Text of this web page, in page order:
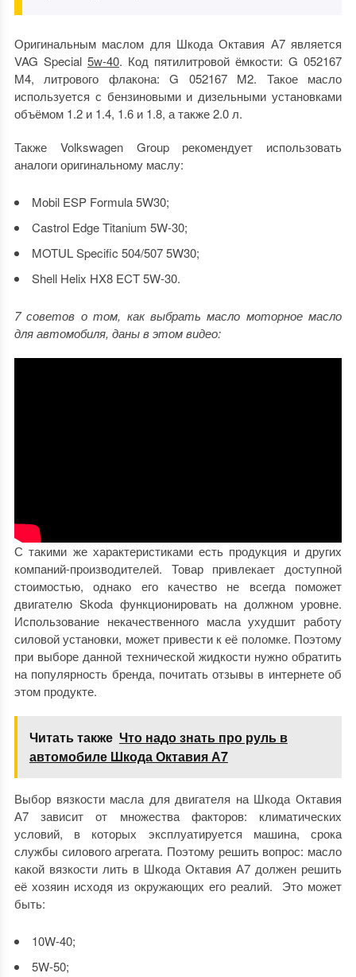
Оригинальным маслом для Шкода Октавия А7 является
VAG Special 5w-40. Код пятилитровой ёмкости: G 052167
M4, литрового флакона: G 052167 M2. Такое масло
используется с бензиновыми и дизельными установками
объёмом 1.2 и 1.4, 1.6 и 1.8, а также 2.0 л.
Также Volkswagen Group рекомендует использовать
аналоги оригинальному маслу:
Mobil ESP Formula 5W30;
Castrol Edge Titanium 5W-30;
MOTUL Specific 504/507 5W30;
Shell Helix HX8 ECT 5W-30.
7 советов о том, как выбрать масло моторное масло
для автомобиля, даны в этом видео:
С такими же характеристиками есть продукция и других
компаний-производителей. Товар привлекает доступной
стоимостью, однако его качество не всегда поможет
двигателю Skoda функционировать на должном уровне.
Использование некачественного масла ухудшит работу
силовой установки, может привести к её поломке. Поэтому
при выборе данной технической жидкости нужно обратить
на популярность бренда, почитать отзывы в интернете об
этом продукте.
Читать также Что надо знать про руль в
автомобиле Шкода Октавия А7
Выбор вязкости масла для двигателя на Шкода Октавия
А7 зависит от множества факторов: климатических
условий, в которых эксплуатируется машина, срока
службы силового агрегата. Поэтому решить вопрос: масло
какой вязкости лить в Шкода Октавия А7 должен решить
её хозяин исходя из окружающих его реалий. Это может
быть:
10W-40;
5W-50;